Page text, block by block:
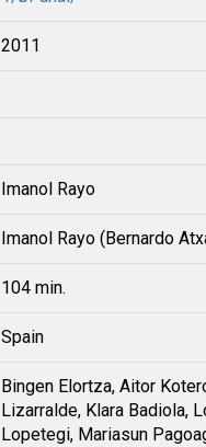
2011
Imanol Rayo
Imanol Rayo (Bernardo
104 min.
Spain
Bingen Elortza, Aitor
Lizarralde, Klara Badiola,
Lopetegi, Mariasun